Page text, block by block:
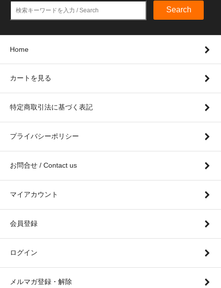
Search
Home
カートを見る
特定商取引法に基づく表記
プライバシーポリシー
お問合せ / Contact us
マイアカウント
会員登録
ログイン
メルマガ登録・解除